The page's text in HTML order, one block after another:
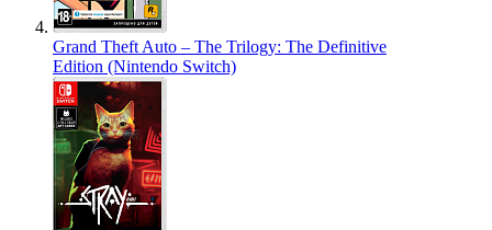
Grand Theft Auto – The Trilogy: The Definitive
Edition (Nintendo Switch)